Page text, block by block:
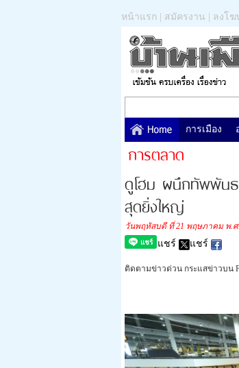
หน้าแรก สมัครงาน ลงโ
การเมือง
การตลาด
ดูโฮม ผนึกทัพพัน
สุดยิ่งใหญ่
วันพฤหัสบดี ที่ 21 พฤษภาคม พ.ศ.
แชร์ แชร์
ติดตามข่าวด่วน กระแสข่าวบน